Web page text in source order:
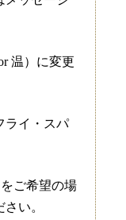
温）に変更
ライ・スパ
ご希望の場
い。